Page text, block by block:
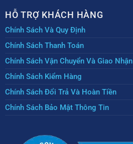
HỖ TRỢ KHÁCH HÀNG
Chính Sách Và Quy Định
Chính Sách Thanh Toán
Chính Sách Vận Chuyển Và Giao Nhận
Chính Sách Kiểm Hàng
Chính Sách Đổi Trả Và Hoàn Tiền
Chính Sách Bảo Mật Thông Tin